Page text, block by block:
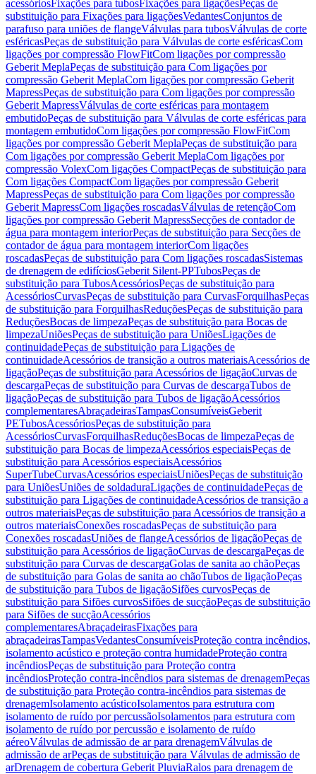
acessóriosFixações para tubosFixações para ligaçõesPeças de
substituição para Fixações para ligaçõesVedantesConjuntos de
parafuso para uniões de flangeVálvulas para tubosVálvulas de corte
esféricasPeças de substituição para Válvulas de corte esféricasCom
ligações por compressão FlowFitCom ligações por compressão
Geberit MeplaPeças de substituição para Com ligações por
compressão Geberit MeplaCom ligações por compressão Geberit
MapressPeças de substituição para Com ligações por compressão
Geberit MapressVálvulas de corte esféricas para montagem
embutidoPeças de substituição para Válvulas de corte esféricas para
montagem embutidoCom ligações por compressão FlowFitCom
ligações por compressão Geberit MeplaPeças de substituição para
Com ligações por compressão Geberit MeplaCom ligações por
compressão VolexCom ligações CompactPeças de substituição para
Com ligações CompactCom ligações por compressão Geberit
MapressPeças de substituição para Com ligações por compressão
Geberit MapressCom ligações roscadasVálvulas de retençãoCom
ligações por compressão Geberit MapressSecções de contador de
água para montagem interiorPeças de substituição para Secções de
contador de água para montagem interiorCom ligações
roscadasPeças de substituição para Com ligações roscadasSistemas
de drenagem de edifíciosGeberit Silent-PPTubosPeças de
substituição para TubosAcessóriosPeças de substituição para
AcessóriosCurvasPeças de substituição para CurvasForquilhasPeças
de substituição para ForquilhasReduçõesPeças de substituição para
ReduçõesBocas de limpezaPeças de substituição para Bocas de
limpezaUniõesPeças de substituição para UniõesLigações de
continuidadePeças de substituição para Ligações de
continuidadeAcessórios de transição a outros materiaisAcessórios de
ligaçãoPeças de substituição para Acessórios de ligaçãoCurvas de
descargaPeças de substituição para Curvas de descargaTubos de
ligaçãoPeças de substituição para Tubos de ligaçãoAcessórios
complementaresAbraçadeirasTampasConsumíveisGeberit
PETubosAcessóriosPeças de substituição para
AcessóriosCurvasForquilhasReduçõesBocas de limpezaPeças de
substituição para Bocas de limpezaAcessórios especiaisPeças de
substituição para Acessórios especiaisAcessórios
SuperTubeCurvasAcessórios especiaisUniõesPeças de substituição
para UniõesUniões de soldaduraLigações de continuidadePeças de
substituição para Ligações de continuidadeAcessórios de transição a
outros materiaisPeças de substituição para Acessórios de transição a
outros materiaisConexões roscadasPeças de substituição para
Conexões roscadasUniões de flangeAcessórios de ligaçãoPeças de
substituição para Acessórios de ligaçãoCurvas de descargaPeças de
substituição para Curvas de descargaGolas de sanita ao chãoPeças
de substituição para Golas de sanita ao chãoTubos de ligaçãoPeças
de substituição para Tubos de ligaçãoSifões curvosPeças de
substituição para Sifões curvosSifões de sucçãoPeças de substituição
para Sifões de sucçãoAcessórios
complementaresAbraçadeirasFixações para
abraçadeirasTampasVedantesConsumíveisProteção contra incêndios,
isolamento acústico e proteção contra humidadeProteção contra
incêndiosPeças de substituição para Proteção contra
incêndiosProteção contra-incêndios para sistemas de drenagemPeças
de substituição para Proteção contra-incêndios para sistemas de
drenagemIsolamento acústicoIsolamentos para estrutura com
isolamento de ruído por percussãoIsolamentos para estrutura com
isolamento de ruído por percussão e isolamento de ruído
aéreoVálvulas de admissão de ar para drenagemVálvulas de
admissão de arPeças de substituição para Válvulas de admissão de
arDrenagem de cobertura Geberit PluviaRalos para drenagem de